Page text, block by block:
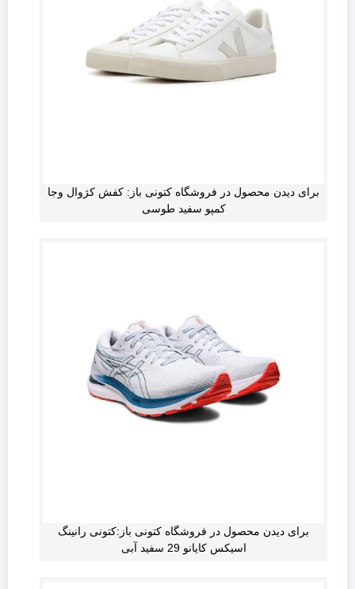
برای دیدن محصول در فروشگاه کتونی باز: کفش کژوال وجا
کمپو سفید طوسی
برای دیدن محصول در فروشگاه کتونی باز:کتونی رانینگ
اسیکس کایانو 29 سفید آبی